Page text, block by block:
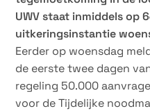
UWV staat inmiddels op
uitkeringsinstantie
Eerder op woensdag
de eerste twee dagen
regeling 50.000
voor de Tijdelijke